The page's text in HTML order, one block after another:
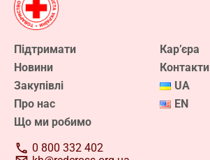
Підтримати
Новини
Закупівлі
Про нас
Що ми робимо
Кар’єра
Контакти
UA
EN
0 800 332 402